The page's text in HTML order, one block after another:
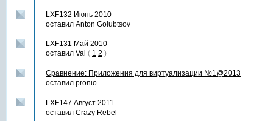
LXF132 Июнь 2010
оставил Anton Golubtsov
LXF131 Май 2010
оставил Val ( 1 2 )
Сравнение: Приложения для виртуализации №1@2013
оставил pronio
LXF147 Август 2011
оставил Crazy Rebel